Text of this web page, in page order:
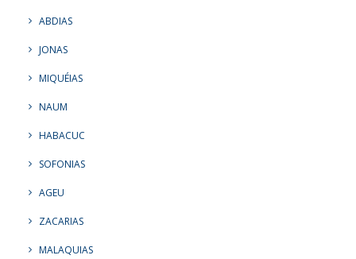
ABDIAS
JONAS
MIQUÉIAS
NAUM
HABACUC
SOFONIAS
AGEU
ZACARIAS
MALAQUIAS